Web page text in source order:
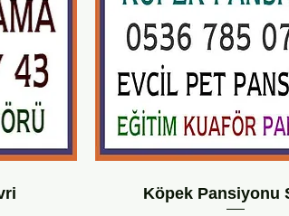
Köpek Pansiyonu